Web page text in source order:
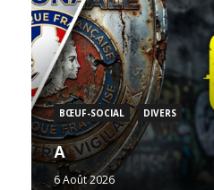
BŒUF-SOCIAL DIVERS
A
6 Août 2026